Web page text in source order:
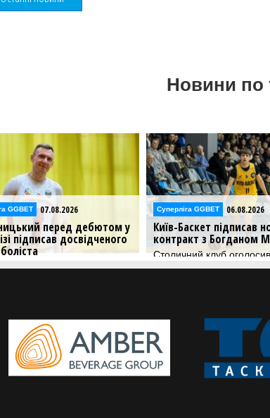
Новини по
GGBET 07.08.2026
перед дебютом у
підписав досвідченого
Липовцев продовжить
Суперліга GGBET 06.08.2026
Київ-Баскет підписав
контракт з Богданом
Столичний клуб